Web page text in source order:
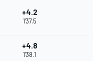
+4.2
1'37.5
+4.8
1'38.1